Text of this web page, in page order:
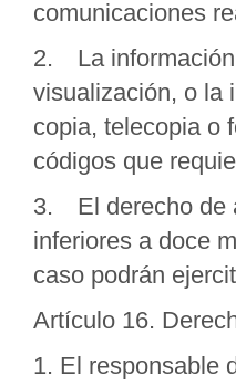
comunicaciones
2. La información
visualización, o la
copia, telecopia o
códigos que
3. El derecho de
inferiores a doce
caso podrán
Artículo 16.
1. El responsable